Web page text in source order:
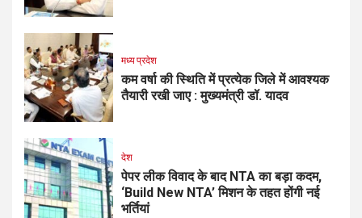
मध्य प्रदेश
कम वर्षा की स्थिति में प्रत्येक जिले में आवश्यक
तैयारी रखी जाए : मुख्यमंत्री डॉ. यादव
देश
पेपर लीक विवाद के बाद NTA का बड़ा कदम,
‘Build New NTA’ मिशन के तहत होंगी नई
भर्तियां